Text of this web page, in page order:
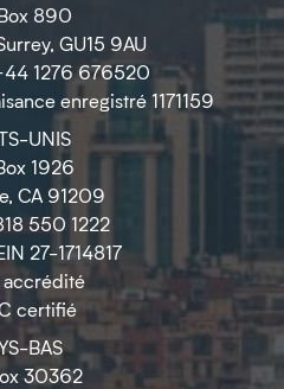
890
GU15 9AU
1276 676520
enregistré 1171159
UNIS
1926
CA 91209
550 1222
27-1714817
accrédité
certifié
BAS
30362